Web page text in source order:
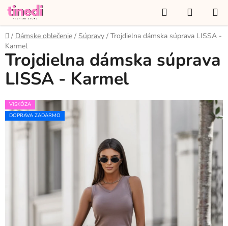
Prejsť
obsah
Hľadať
KOŠÍK
Domov
/ Dámske oblečenie / Súpravy / Trojdielna dámska súprava LISSA -
Karmel
Trojdielna dámska súprava
LISSA - Karmel
VISKÓZA
DOPRAVA ZADARMO